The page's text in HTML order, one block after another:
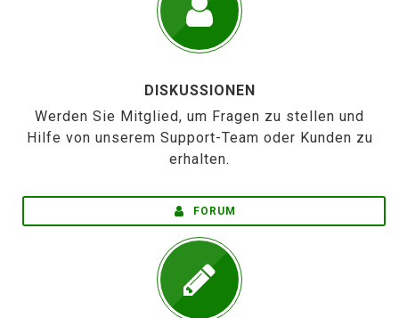
DISKUSSIONEN
Werden Sie Mitglied, um Fragen zu stellen und
Hilfe von unserem Support-Team oder Kunden zu
erhalten.
FORUM